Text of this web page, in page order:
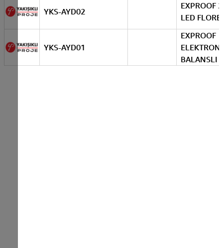
YKS-AYD02
EXPROOF
LED
YKS-AYD01
EXPROOF
BALANSLI